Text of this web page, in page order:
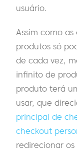
usuário.
Assim como
produtos só
de cada vez,
infinito de
produto terá
usar, que
principal de
checkout
redirecionar